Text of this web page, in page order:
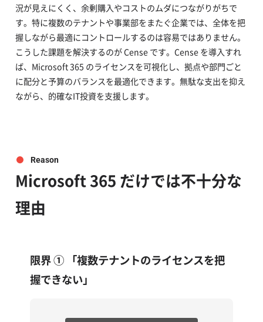
況が見えにくく、余剰購入やコストのムダにつながりがちで
す。特に複数のテナントや事業部をまたぐ企業では、全体を把
握しながら最適にコントロールするのは容易ではありません。
こうした課題を解決するのが Cense です。Cense を導入すれ
ば、Microsoft 365 のライセンスを可視化し、拠点や部門ごと
に配分と予算のバランスを最適化できます。無駄な支出を抑え
ながら、的確なIT投資を支援します。
Reason
Microsoft 365 だけでは不十分な
理由
限界 ① 「複数テナントのライセンスを把
握できない」